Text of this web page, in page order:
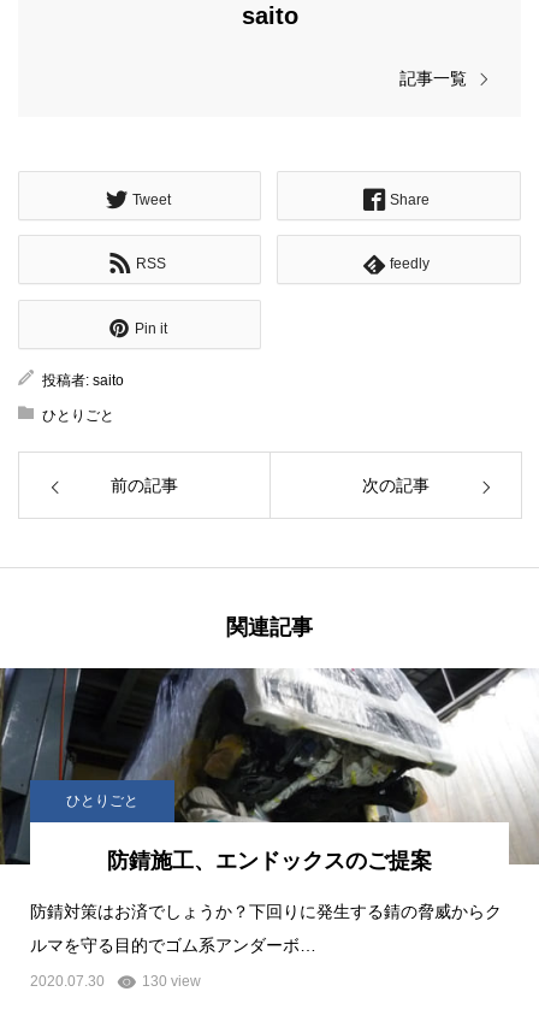
saito
記事一覧
Tweet Share
RSS feedly
Pin it
投稿者: saito
ひとりごと
前の記事 次の記事
関連記事
ひとりごと
防錆施工、エンドックスのご提案
防錆対策はお済でしょうか？下回りに発生する錆の脅威からク
ルマを守る目的でゴム系アンダーボ…
2020.07.30 130 view